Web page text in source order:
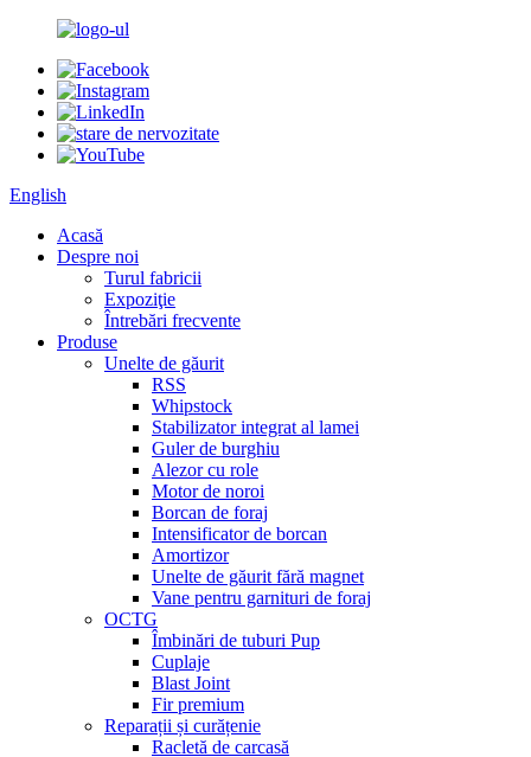
English
Acasă
Despre noi
Turul fabricii
Expoziţie
Întrebări frecvente
Produse
Unelte de găurit
RSS
Whipstock
Stabilizator integrat al lamei
Guler de burghiu
Alezor cu role
Motor de noroi
Borcan de foraj
Intensificator de borcan
Amortizor
Unelte de găurit fără magnet
Vane pentru garnituri de foraj
OCTG
Îmbinări de tuburi Pup
Cuplaje
Blast Joint
Fir premium
Reparații și curățenie
Racletă de carcasă